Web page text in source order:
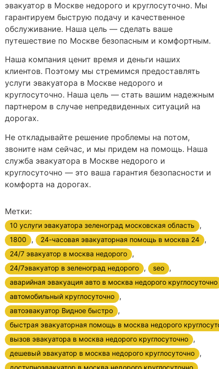
эвакуатор в Москве недорого и круглосуточно. Мы
гарантируем быструю подачу и качественное
обслуживание. Наша цель — сделать ваше
путешествие по Москве безопасным и комфортным.
Наша компания ценит время и деньги наших
клиентов. Поэтому мы стремимся предоставлять
услуги эвакуатора в Москве недорого и
круглосуточно. Наша цель — стать вашим надежным
партнером в случае непредвиденных ситуаций на
дорогах.
Не откладывайте решение проблемы на потом,
звоните нам сейчас, и мы придем на помощь. Наша
служба эвакуатора в Москве недорого и
круглосуточно — это ваша гарантия безопасности и
комфорта на дорогах.
Метки:
10 услуги эвакуатора зеленоград московская область ,
1800 , 24-часовая эвакуаторная помощь в москва 24 ,
24/7 эвакуатор в москва недорого ,
24/7эвакуатор в зеленоград недорого , seo ,
аварийная эвакуация авто в москва недорого круглосуточно
автомобильный круглосуточно
,
автоэвакуатор Видное быстро ,
быстрая эвакуаторная помощь в москва недорого
вызов эвакуатора в москва недорого круглосуточно
,
дешевый эвакуатор в москва недорого круглосуточно ,